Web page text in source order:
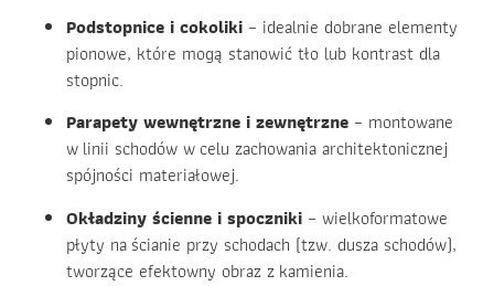
Podstopnice i cokoliki – idealnie dobrane elementy
pionowe, które mogą stanowić tło lub kontrast dla
stopnic.
Parapety wewnętrzne i zewnętrzne – montowane
w linii schodów w celu zachowania architektonicznej
spójności materiałowej.
Okładziny ścienne i spoczniki – wielkoformatowe
płyty na ścianie przy schodach (tzw. dusza schodów),
tworzące efektowny obraz z kamienia.